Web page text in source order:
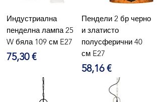
Индустриална
пенделна лампа 25
W бяла 109 см E27
Цена
75,30 €
Пендели 2 бр черно
и златисто
полусферични 40
см E27
Цена
58,16 €